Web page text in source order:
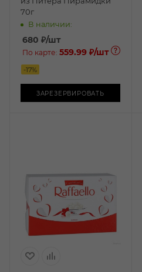
70г
В наличии:
680 ₽/шт
По карте: 559.99 ₽/шт
-17%
ЗАРЕЗЕРВИРОВАТЬ